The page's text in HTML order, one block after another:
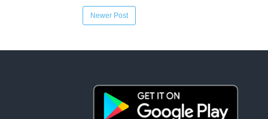
Newer Post